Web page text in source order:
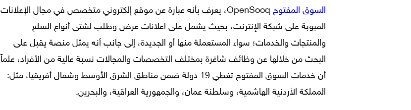
السوق المفتوح
OpenSooq، يعرف بأنه عبارة عن موقع إلكتروني متخصص في مجال الإعلانات
المبوبة على شبكة الإنترنت، بحيث يشمل على اعلانات عرض وطلب لشتى أنواع السلع
والمنتجات والخدمات؛ سواء المستعملة منها أو الجديدة، إلى جانب أنه يمثل منصة يقبل على
البحث من خلالها عن وظائف شاغرة بمختلف التخصصات والمجالات نسبة عالية من الأفراد، علماً
أن خدمات السوق المفتوح تغطي 19 دولة ضمن مناطق الشرق الأوسط وشمال أفريقيا، مثل:
المملكة الأردنية الهاشمية، وسلطنة عمان، والجمهورية العراقية، والبحرين.